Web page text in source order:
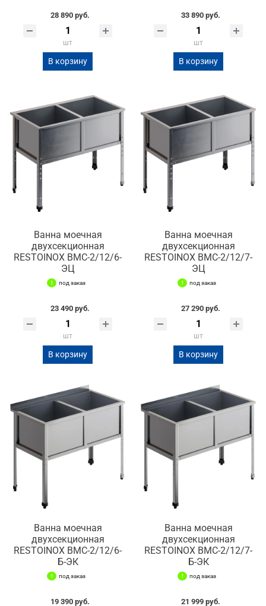
28 890 руб.
шт
В корзину
33 890 руб.
шт
В корзину
Ванна моечная
двухсекционная
RESTOINOX ВМС-2/12/6-
ЭЦ
под заказ
23 490 руб.
шт
В корзину
Ванна моечная
двухсекционная
RESTOINOX ВМС-2/12/7-
ЭЦ
под заказ
27 290 руб.
шт
В корзину
Ванна моечная
двухсекционная
RESTOINOX ВМС-2/12/6-
Б-ЭК
под заказ
19 390 руб.
Ванна моечная
двухсекционная
RESTOINOX ВМС-2/12/7-
Б-ЭК
под заказ
21 999 руб.